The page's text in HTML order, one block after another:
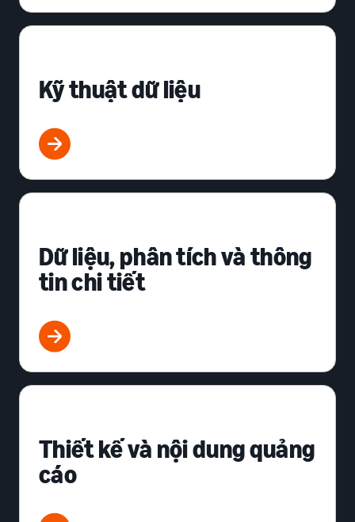
Kỹ thuật dữ liệu
Dữ liệu, phân tích và thông
tin chi tiết
Thiết kế và nội dung quảng
cáo